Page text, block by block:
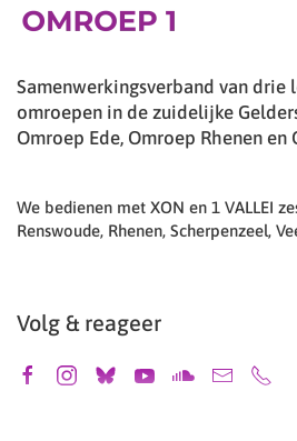
Samenwerkingsverband van drie
omroepen in de zuidelijke
Omroep Ede, Omroep Rhenen en
We bedienen met XON en 1 VALLEI
Renswoude, Rhenen, Scherpenzeel,
Volg & reageer